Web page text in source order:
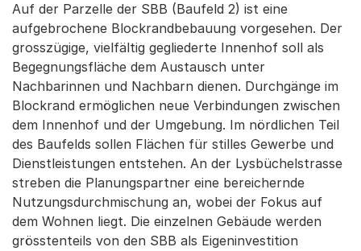
Auf der Parzelle der SBB (Baufeld 2) ist eine
aufgebrochene Blockrandbebauung vorgesehen. Der
grosszügige, vielfältig gegliederte Innenhof soll als
Begegnungsfläche dem Austausch unter
Nachbarinnen und Nachbarn dienen. Durchgänge im
Blockrand ermöglichen neue Verbindungen zwischen
dem Innenhof und der Umgebung. Im nördlichen Teil
des Baufelds sollen Flächen für stilles Gewerbe und
Dienstleistungen entstehen. An der Lysbüchelstrasse
streben die Planungspartner eine bereichernde
Nutzungsdurchmischung an, wobei der Fokus auf
dem Wohnen liegt. Die einzelnen Gebäude werden
grösstenteils von den SBB als Eigeninvestition